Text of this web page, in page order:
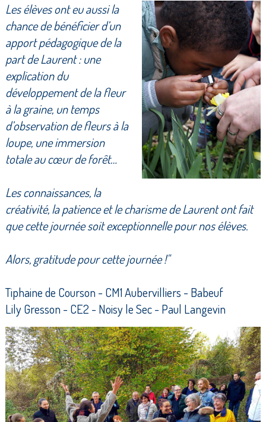
Les élèves ont eu aussi la
chance de bénéficier d’un
apport pédagogique de la
part de Laurent : une
explication du
développement de la fleur
à la graine, un temps
d’observation de fleurs à la
loupe, une immersion
totale au cœur de forêt…
Les connaissances, la
créativité, la patience et le charisme de Laurent ont fait
que cette journée soit exceptionnelle pour nos élèves.
Alors, gratitude pour cette journée !"
Tiphaine de Courson - CM1 Aubervilliers - Babeuf
Lily Gresson - CE2 - Noisy le Sec - Paul Langevin